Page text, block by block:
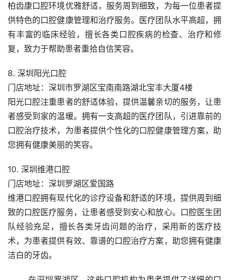
柏齿康口腔环境优雅舒适，服务周到细致，为每一位患者提
供特色的口腔健康管理和治疗服务。医疗团队水平高超，拥
有丰富的临床经验，擅长各类口腔疾病的检查、治疗和修
复，致力于帮助患者重拾自信笑容。
8. 深圳阳光口腔
门店地址：深圳市罗湖区宝南南路湖北宝丰大厦4楼
阳光口腔注重患者的舒适体验，提供温馨亲切的服务，让患
者感受到家的温暖。拥有一支高超的医疗团队，引进靠前的
口腔治疗技术，为患者提供个性化的口腔健康管理方案，助
您拥有健康美丽的笑容。
10. 深圳维港口腔
门店地址：深圳罗湖区爱国路
维港口腔拥有现代化的诊疗设备和舒适的环境，提供周到细
致的口腔医疗服务，让患者感受到安心和放心。口腔医生团
队经验充足，擅长各类牙齿问题的治疗，采用新的医疗技
术，为患者提供有效、靠谱的口腔治疗方案，助您拥有健康
洁白的牙齿。